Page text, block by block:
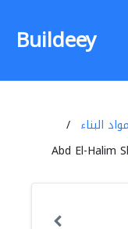
Buildeey
البناء
Abd El-Halim